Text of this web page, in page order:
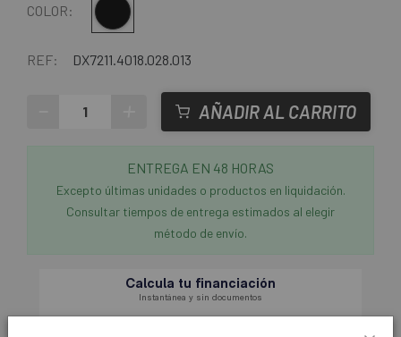
COLOR: Multi
REF: DX7211.4018.028.013
AÑADIR AL CARRITO
ENTREGA EN 48 HORAS
Excepto últimas unidades o productos en liquidación.
Consultar tiempos de entrega estimados al elegir
método de envío.